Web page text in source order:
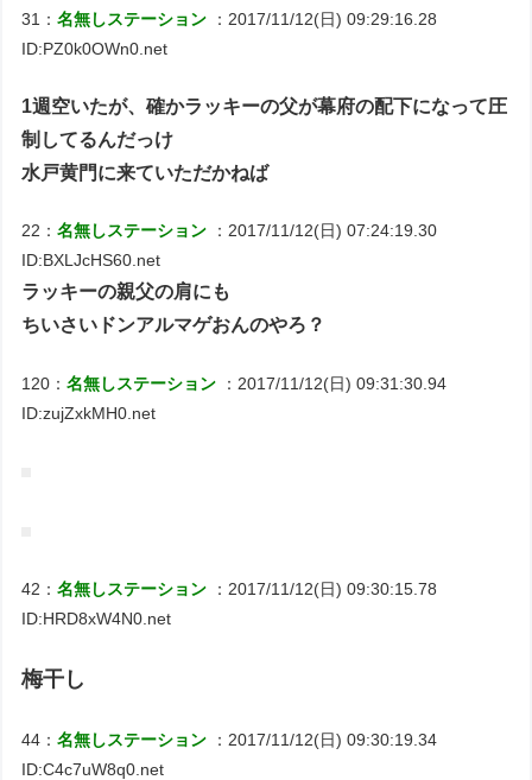
31：名無しステーション
：2017/11/12(日) 09:29:16.28
ID:PZ0k0OWn0.net
1週空いたが、確かラッキーの父が幕府の配下になって圧
制してるんだっけ
水戸黄門に来ていただかねば
22：名無しステーション
：2017/11/12(日) 07:24:19.30
ID:BXLJcHS60.net
ラッキーの親父の肩にも
ちいさいドンアルマゲおんのやろ？
120：名無しステーション
：2017/11/12(日) 09:31:30.94
ID:zujZxkMH0.net
42：名無しステーション
：2017/11/12(日) 09:30:15.78
ID:HRD8xW4N0.net
梅干し
44：名無しステーション
：2017/11/12(日) 09:30:19.34
ID:C4c7uW8q0.net